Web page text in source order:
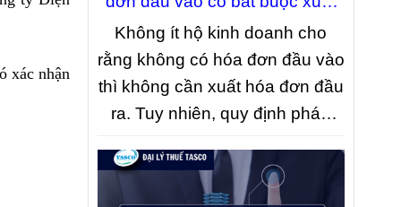
xác nhận
hóa đơn đầu ra hay không?
Không ít hộ kinh doanh cho
rằng không có hóa đơn đầu vào
thì không cần xuất hóa đơn đầu
ra. Tuy nhiên, quy định pháp
như vậy. Bài viết dưới đây sẽ
làm rõ trường hợp nào hộ kinh